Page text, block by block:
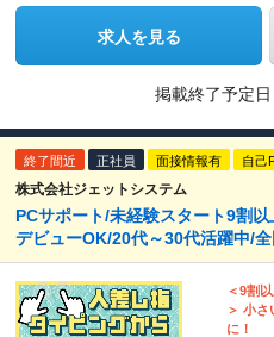
求人を見る
掲載終了予定日
終了間近 正社員 面接情報有 自己
株式会社ジェットシステム
PCサポート/未経験スタート9割
デビューOK/20代～30代活躍中/
＜9割
＞ 小さ
に！